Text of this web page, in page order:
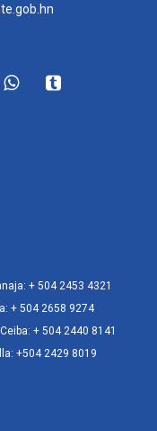
+ 504 2453 4321
+ 504 2658 9274
+ 504 2440 8141
+504 2429 8019